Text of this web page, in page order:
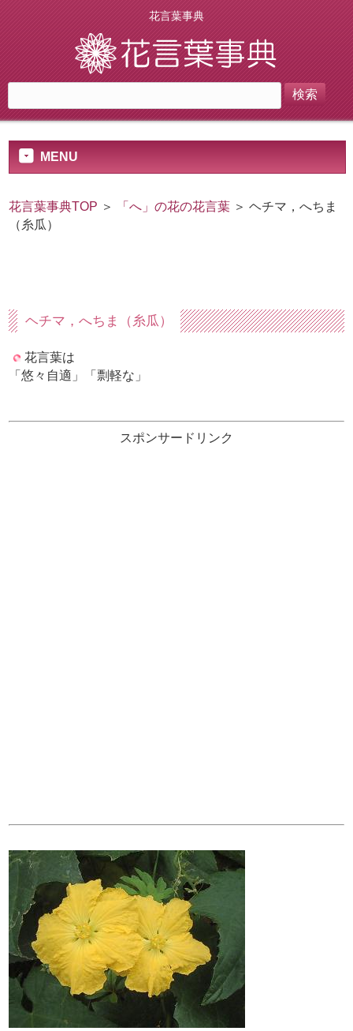
花言葉事典
MENU
花言葉事典TOP ＞ 「へ」の花の花言葉 ＞ ヘチマ，へちま
（糸瓜）
ヘチマ，へちま（糸瓜）
花言葉は
「悠々自適」「剽軽な」
スポンサードリンク